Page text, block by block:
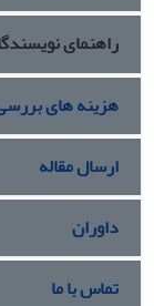
راهنمای
هزینه های
ارسال مقاله
داوران
تماس با ما